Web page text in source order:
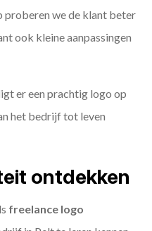
proberen we de klant beter
ook kleine aanpassingen
er een prachtig logo op
het bedrijf tot leven
ontdekken
freelance logo